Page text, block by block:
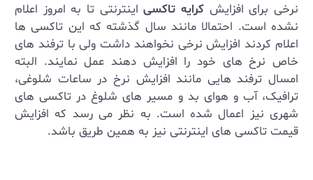
نرخی برای افزایش کرایه تاکسی اینترنتی تا به امروز اعلام
نشده است. احتمالا مانند سال گذشته که این تاکسی ها
اعلام کردند افزایش نرخی نخواهند داشت ولی با ترفند های
خاص نرخ های خود را افزایش دهند عمل نمایند. البته
امسال ترفند هایی مانند افزایش نرخ در ساعات شلوغی،
ترافیک، آب و هوای بد و مسیر های شلوغ در تاکسی های
شهری نیز اعمال شده است. به نظر می رسد که افزایش
قیمت تاکسی های اینترنتی نیز به همین طریق باشد.